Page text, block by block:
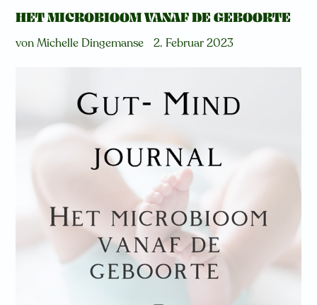
HET MICROBIOOM VANAF DE GEBOORTE
von Michelle Dingemanse 2. Februar 2023